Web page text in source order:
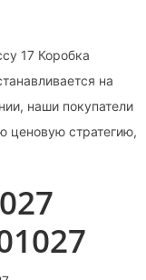
17 Коробка
на
наши покупатели
ценовую стратегию,